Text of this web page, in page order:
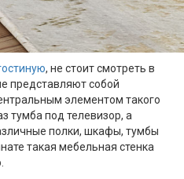
, не стоит смотреть в
представляют собой
элементом такого
тумба под телевизор, а
полки, шкафы, тумбы
такая мебельная стенка